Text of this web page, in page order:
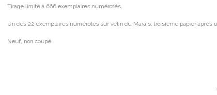
Tirage limité à 666 exemplaires numérotés.
Un des 22 exemplaires numérotés sur vélin du Marais, troisième papier après
Neuf, non coupé.